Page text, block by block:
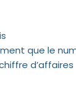
que le
d’affaires